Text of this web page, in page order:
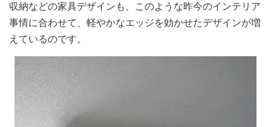
収納などの家具デザインも、このような昨今のインテリア
事情に合わせて、軽やかなエッジを効かせたデザインが増
えているのです。